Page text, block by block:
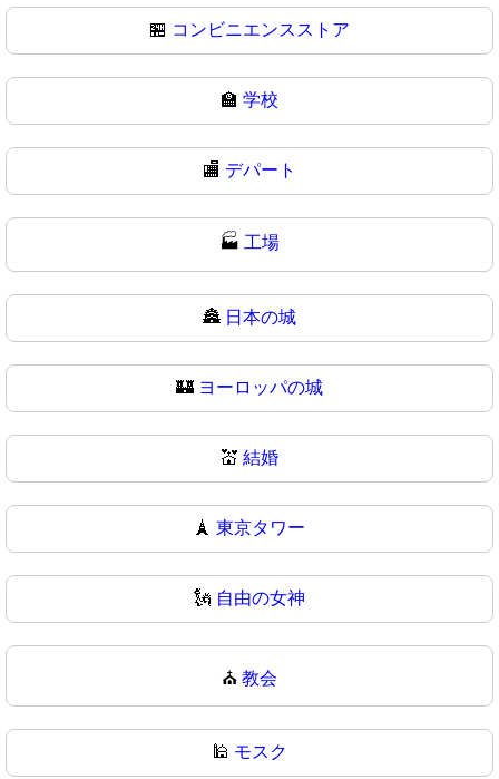
🏪 コンビニエンスストア
🏫 学校
🏬 デパート
🏭 工場
🏯 日本の城
🏰 ヨーロッパの城
💒 結婚
🗼 東京タワー
🗽 自由の女神
⛪ 教会
🕌 モスク